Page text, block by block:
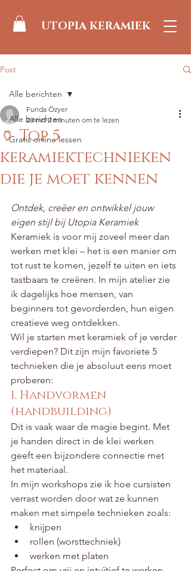
UTOPIA KERAMIEK
Post
Alle berichten
Gratis online lessen
Alle berichten
🏺 Top 5
keramiektechnieken
die je moet kennen
Funda Özyer
20 mrt 2 minuten om te lezen
Ontdek, creëer en ontwikkel jouw
eigen stijl bij Utopia Keramiek
Keramiek is voor mij zoveel meer dan
werken met klei – het is een manier om
tot rust te komen, jezelf te uiten en iets
tastbaars te creëren. In mijn atelier zie
ik dagelijks hoe mensen, van
beginners tot gevorderden, hun eigen
creatieve weg ontdekken.
Wil je starten met keramiek of je verder
verdiepen? Dit zijn mijn favoriete 5
technieken die je absoluut eens moet
proberen:
1. Handvormen
(handbuilding)
Dit is vaak waar de magie begint. Met
je handen direct in de klei werken
geeft een bijzondere connectie met
het materiaal.
In mijn workshops zie ik hoe cursisten
verrast worden door wat ze kunnen
maken met simpele technieken zoals:
knijpen
rollen (worsttechniek)
werken met platen